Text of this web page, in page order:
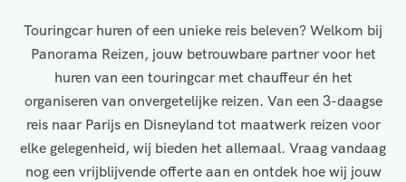
Touringcar huren of een unieke reis beleven? Welkom bij
Panorama Reizen, jouw betrouwbare partner voor het
huren van een touringcar met chauffeur én het
organiseren van onvergetelijke reizen. Van een 3-daagse
reis naar Parijs en Disneyland tot maatwerk reizen voor
elke gelegenheid, wij bieden het allemaal. Vraag vandaag
nog een vrijblijvende offerte aan en ontdek hoe wij jouw